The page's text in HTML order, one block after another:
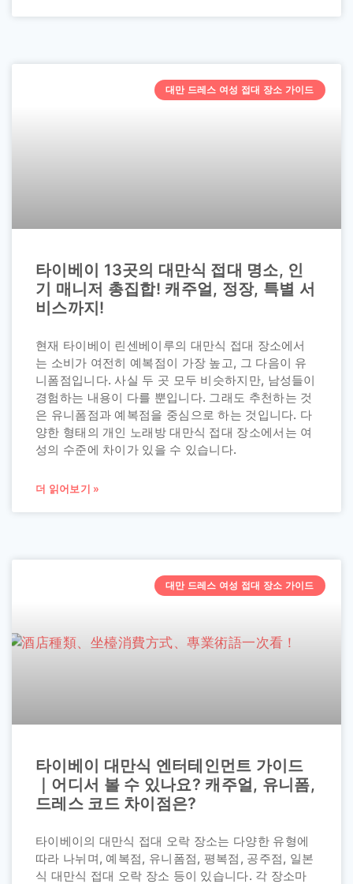
대만 드레스 여성 접대 장소 가이드
타이베이 13곳의 대만식 접대 명소, 인
기 매니저 총집합! 캐주얼, 정장, 특별 서
비스까지!
현재 타이베이 린센베이루의 대만식 접대 장소에서
는 소비가 여전히 예복점이 가장 높고, 그 다음이 유
니폼점입니다. 사실 두 곳 모두 비슷하지만, 남성들이
경험하는 내용이 다를 뿐입니다. 그래도 추천하는 것
은 유니폼점과 예복점을 중심으로 하는 것입니다. 다
양한 형태의 개인 노래방 대만식 접대 장소에서는 여
성의 수준에 차이가 있을 수 있습니다.
더 읽어보기 »
대만 드레스 여성 접대 장소 가이드
타이베이 대만식 엔터테인먼트 가이드
｜어디서 볼 수 있나요? 캐주얼, 유니폼,
드레스 코드 차이점은?
타이베이의 대만식 접대 오락 장소는 다양한 유형에
따라 나뉘며, 예복점, 유니폼점, 평복점, 공주점, 일본
식 대만식 접대 오락 장소 등이 있습니다. 각 장소마